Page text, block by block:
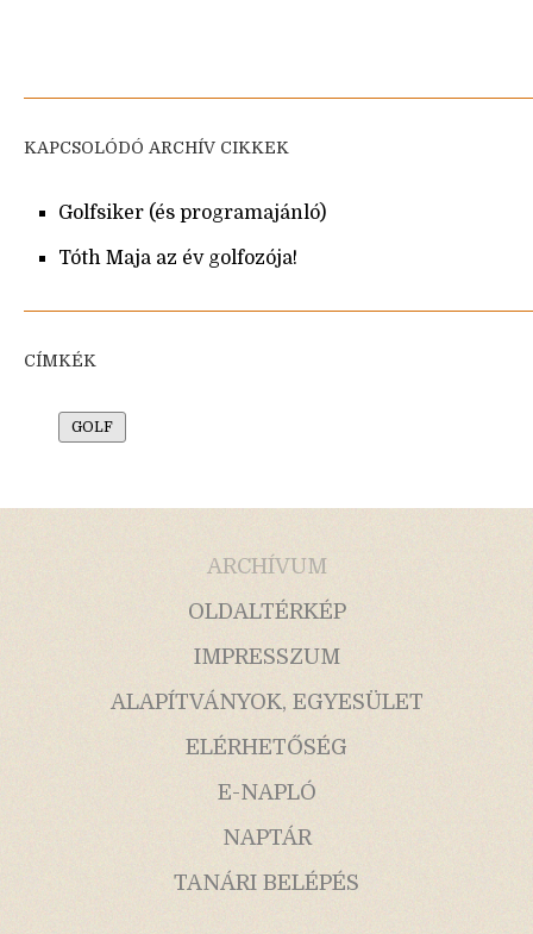
KAPCSOLÓDÓ ARCHÍV CIKKEK
Golfsiker (és programajánló)
Tóth Maja az év golfozója!
CÍMKÉK
GOLF
ARCHÍVUM
OLDALTÉRKÉP
IMPRESSZUM
ALAPÍTVÁNYOK, EGYESÜLET
ELÉRHETŐSÉG
E-NAPLÓ
NAPTÁR
TANÁRI BELÉPÉS